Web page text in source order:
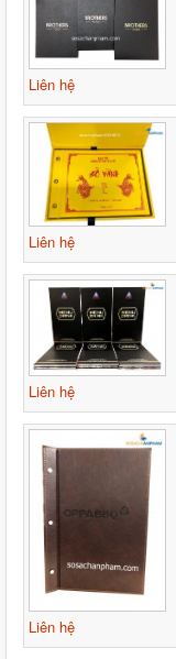
Liên hệ
Liên hệ
Liên hệ
Liên hệ